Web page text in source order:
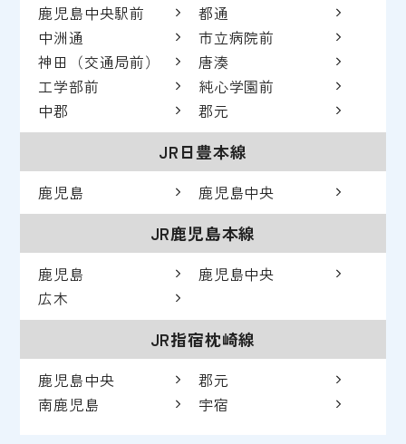
鹿児島中央駅前
都通
中洲通
市立病院前
神田（交通局前）
唐湊
工学部前
純心学園前
中郡
郡元
JR日豊本線
鹿児島 鹿児島中央
JR鹿児島本線
鹿児島
鹿児島中央
広木
JR指宿枕崎線
鹿児島中央
郡元
南鹿児島
宇宿